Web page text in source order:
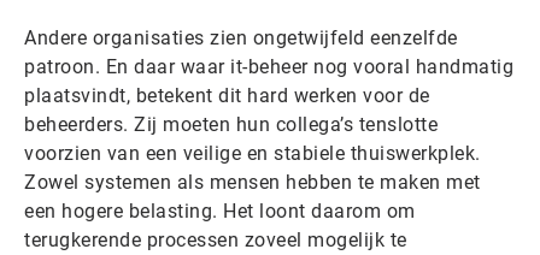
Andere organisaties zien ongetwijfeld eenzelfde
patroon. En daar waar it-beheer nog vooral handmatig
plaatsvindt, betekent dit hard werken voor de
beheerders. Zij moeten hun collega’s tenslotte
voorzien van een veilige en stabiele thuiswerkplek.
Zowel systemen als mensen hebben te maken met
een hogere belasting. Het loont daarom om
terugkerende processen zoveel mogelijk te